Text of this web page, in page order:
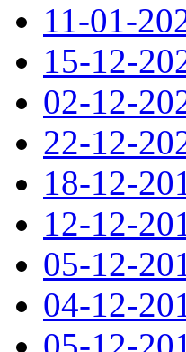
11-01-
15-12-
02-12-
22-12-
18-12-
12-12-
05-12-
04-12-